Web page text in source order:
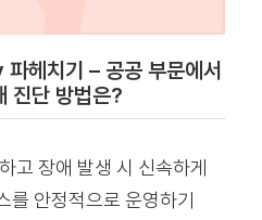
헤치기 – 공공 부문에서
진단 방법은?
고 장애 발생 시 신속하게
를 안정적으로 운영하기